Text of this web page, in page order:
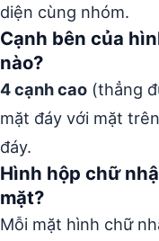
diện cùng nhóm.
Cạnh bên của
nào?
4 cạnh cao (thẳng
mặt đáy với mặt
đáy.
Hình hộp chữ
mặt?
Mỗi mặt hình chữ